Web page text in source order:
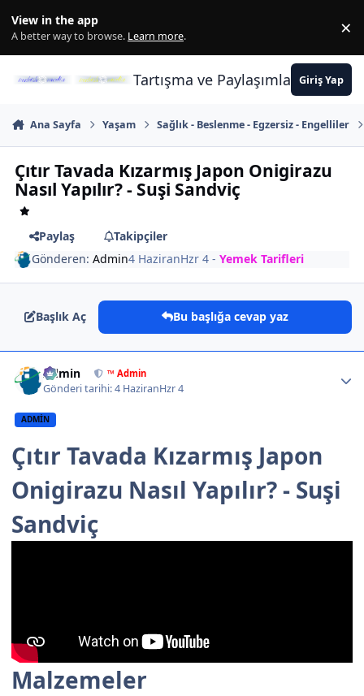
View in the app
A better way to browse. Learn more. ×
Tartışma ve PaylaşımlarınGiriş Yap
Ana Sayfa Yaşam Sağlık - Beslenme - Egzersiz - Engelliler
Çıtır Tavada Kızarmış Japon Onigirazu
Nasıl Yapılır? - Suşi Sandviç
Paylaş
Takipçiler
Gönderen:Admin4 HaziranHzr 4-Yemek Tarifleri
Başlık Aç Bu başlığa cevap yaz
Admin ™ Admin
Gönderi tarihi:4 HaziranHzr 4
ADMIN
Çıtır Tavada Kızarmış Japon
Onigirazu Nasıl Yapılır? - Suşi
Sandviç
Malzemeler